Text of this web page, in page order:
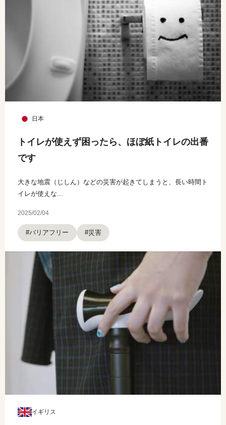
日本
トイレが使えず困ったら、ほぼ紙トイレの出番
です
大きな地震（じしん）などの災害が起きてしまうと、長い時間ト
イレが使えな...
2025/02/04
#バリアフリー #災害
イギリス